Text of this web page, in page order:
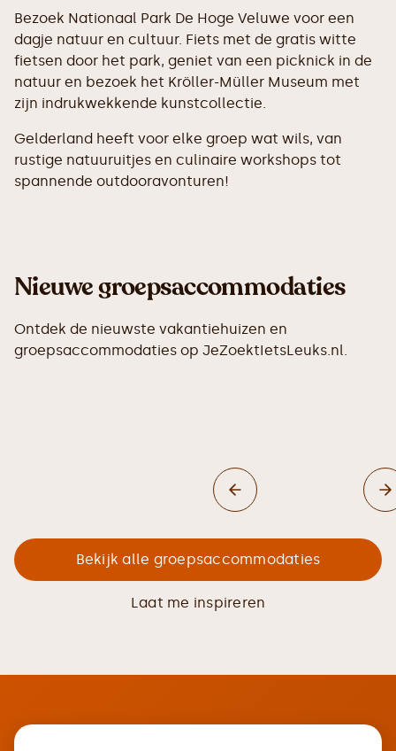
Bezoek Nationaal Park De Hoge Veluwe voor een
dagje natuur en cultuur. Fiets met de gratis witte
fietsen door het park, geniet van een picknick in de
natuur en bezoek het Kröller-Müller Museum met
zijn indrukwekkende kunstcollectie.
Gelderland heeft voor elke groep wat wils, van
rustige natuuruitjes en culinaire workshops tot
spannende outdooravonturen!
Nieuwe groepsaccommodaties
Ontdek de nieuwste vakantiehuizen en
groepsaccommodaties op JeZoektIetsLeuks.nl.
Bekijk alle groepsaccommodaties
Laat me inspireren